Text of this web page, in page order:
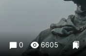
Экономика и
ПРОЕКТЫ
0 6605